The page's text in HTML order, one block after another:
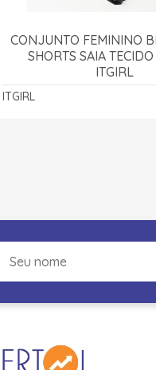
CONJUNTO FEMININO
SHORTS SAIA
ITGIRL
ITGIRL